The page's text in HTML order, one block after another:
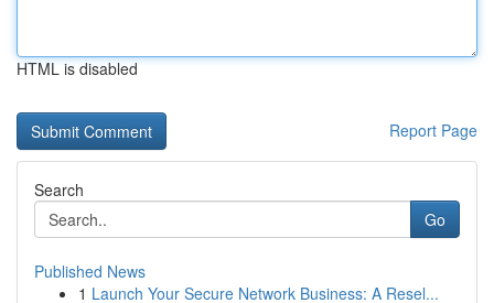
HTML is disabled
Report Page
Search
Go
Published News
1 Launch Your Secure Network Business: A Resel...